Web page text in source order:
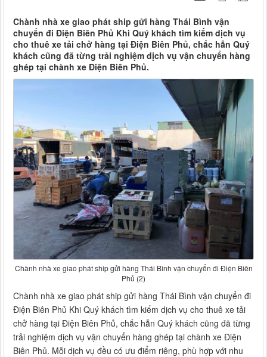
Chành nhà xe giao phát ship gửi hàng Thái Bình vận
chuyển đi Điện Biên Phủ Khi Quý khách tìm kiếm dịch vụ
cho thuê xe tải chở hàng tại Điện Biên Phủ, chắc hẳn Quý
khách cũng đã từng trải nghiệm dịch vụ vận chuyển hàng
ghép tại chành xe Điện Biên Phủ.
Chành nhà xe giao phát ship gửi hàng Thái Bình vận chuyển đi Điện Biên
Phủ (2)
Chành nhà xe giao phát ship gửi hàng Thái Bình vận chuyển đi
Điện Biên Phủ Khi Quý khách tìm kiếm dịch vụ cho thuê xe tải
chở hàng tại Điện Biên Phủ, chắc hẳn Quý khách cũng đã từng
trải nghiệm dịch vụ vận chuyển hàng ghép tại chành xe Điện
Biên Phủ. Mỗi dịch vụ đều có ưu điểm riêng, phù hợp với nhu